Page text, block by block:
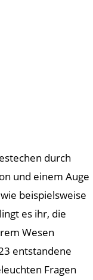
durch
und einem Auge
beispielsweise
es ihr, die
Wesen
entstandene
Fragen